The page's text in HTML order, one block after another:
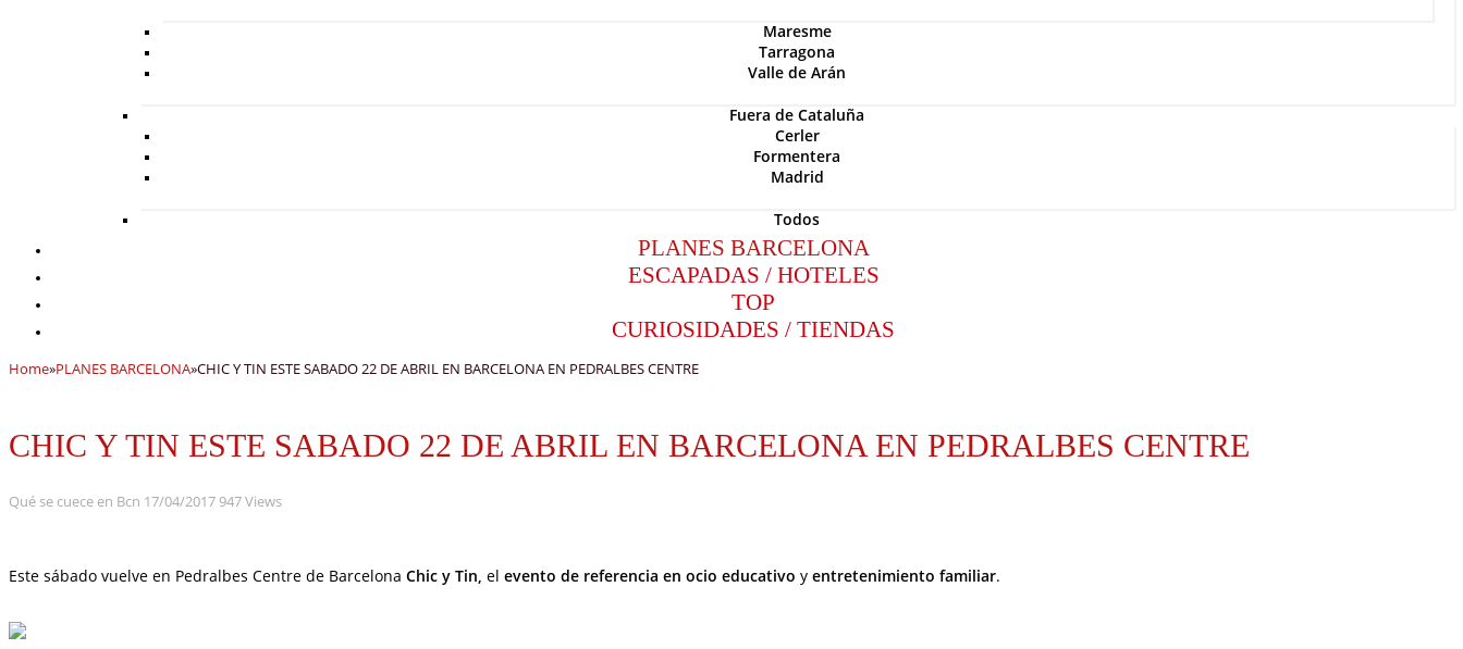
Maresme
Tarragona
Valle de Arán
Fuera de Cataluña
Cerler
Formentera
Madrid
Todos
PLANES BARCELONA
ESCAPADAS / HOTELES
TOP
CURIOSIDADES / TIENDAS
Home»PLANES BARCELONA»CHIC Y TIN ESTE SABADO 22 DE ABRIL EN BARCELONA EN PEDRALBES CENTRE
CHIC Y TIN ESTE SABADO 22 DE ABRIL EN BARCELONA EN PEDRALBES CENTRE
Qué se cuece en Bcn 17/04/2017 947 Views
Este sábado vuelve en Pedralbes Centre de Barcelona Chic y Tin, el evento de referencia en ocio educativo y entretenimiento familiar.